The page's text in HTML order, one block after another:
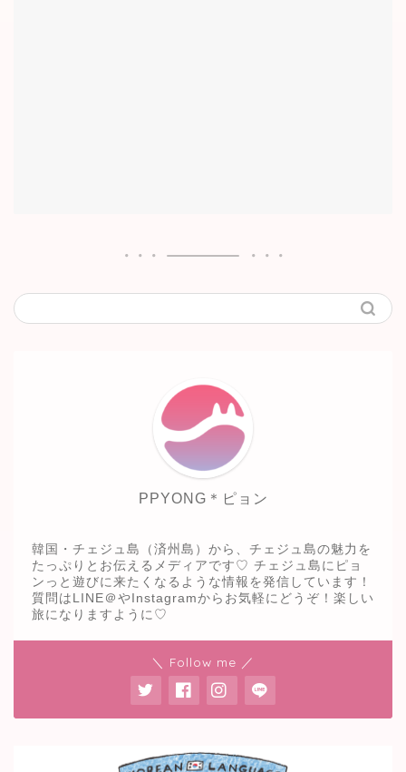
PPYONG＊ピョン
韓国・チェジュ島（済州島）から、チェジュ島の魅力を
たっぷりとお伝えるメディアです♡ チェジュ島にピョ
ンっと遊びに来たくなるような情報を発信しています！
質問はLINE＠やInstagramからお気軽にどうぞ！楽しい
旅になりますように♡
＼ Follow me ／